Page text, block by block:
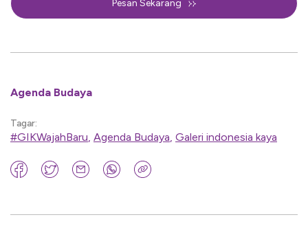
Pesan Sekarang
Agenda Budaya
Tagar:
#GIKWajahBaru, Agenda Budaya, Galeri indonesia kaya